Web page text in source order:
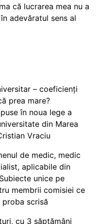
că lucrarea mea nu a
adevăratul sens al
– coeficienți
prea mare?
în noua lege a
din Marea
Vraciu
de medic, medic
aplicabile din
unice pe
membrii comisiei ce
scrisă
cu 3 săptămâni